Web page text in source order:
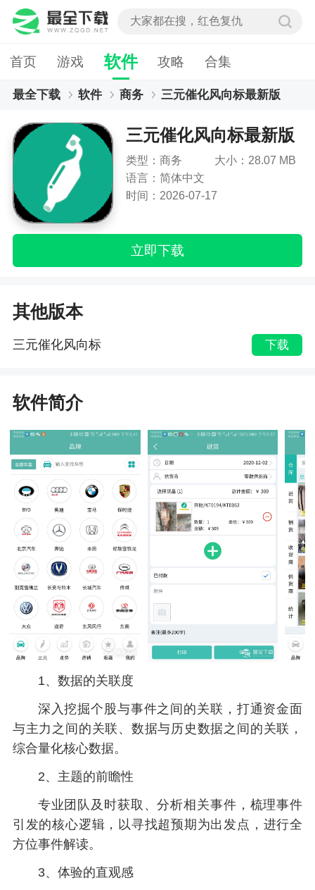
首页 游戏 软件 攻略 合集
最全下载 软件 商务 三元催化风向标最新版
三元催化风向标最新版
类型：商务
大小：28.07 MB
语言：简体中文
时间：2026-07-17
立即下载
其他版本
三元催化风向标 下载
软件简介
1、数据的关联度
深入挖掘个股与事件之间的关联，打通资金面
与主力之间的关联、数据与历史数据之间的关联，
综合量化核心数据。
2、主题的前瞻性
专业团队及时获取、分析相关事件，梳理事件
引发的核心逻辑，以寻找超预期为出发点，进行全
方位事件解读。
3、体验的直观感